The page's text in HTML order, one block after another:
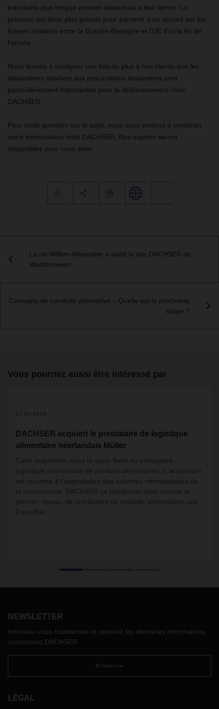
transitoire plus longue arrivent désormais à leur terme. La
pression est donc plus grande pour parvenir à un accord sur les
futures relations entre la Grande-Bretagne et l'UE d'ici la fin de
l'année.
Nous tenons à souligner une fois de plus à nos clients que les
dispositions relatives aux procurations douanières sont
particulièrement importantes pour le dédouanement chez
DACHSER.
Pour toute question sur le sujet, nous vous invitons à contacter
votre interlocuteur local DACHSER. Nos experts seront
disponibles pour vous aider.
Le roi Willem-Alexander a visité le site DACHSER de
Waddinxveen
Concepts de conduite alternative – Quelle est la prochaine
étape ?
Vous pourriez aussi être intéressé par
17.01.2023
DACHSER acquiert le prestataire de logistique
alimentaire néerlandais Müller
Cette acquisition inclut la vaste flotte du prestataire
logistique néerlandais de produits alimentaires. L'acquisition
est soumise à l'approbation des autorités néerlandaises de
la concurrence.
DACHSER se positionne ainsi comme le
premier réseau de distribution de produits alimentaires aux
Pays-Bas.
NEWSLETTER
Inscrivez-vous maintenant et recevez les dernières informations
concernant DACHSER
S'inscrire
LÉGAL